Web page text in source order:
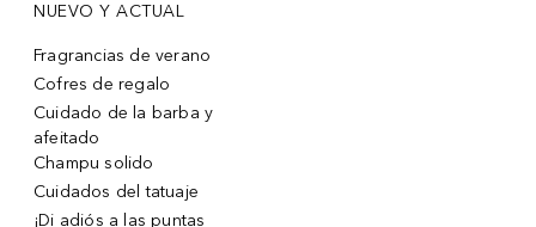
NUEVO Y ACTUAL
Fragrancias de verano
Cofres de regalo
Cuidado de la barba y
afeitado
Champu solido
Cuidados del tatuaje
¡Di adiós a las puntas